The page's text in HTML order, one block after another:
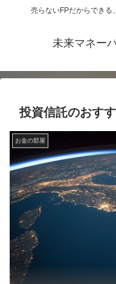
売らないFPだからできる
未来マネー
投資信託のおす
お金の部屋